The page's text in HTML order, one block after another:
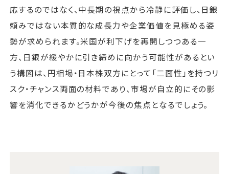
応するのではなく、中長期の視点から冷静に評価し、日銀
頼みではない本質的な成長力や企業価値を見極める姿
勢が求められます。米国が利下げを再開しつつある一
方、日銀が緩やかに引き締めに向かう可能性があるとい
う構図は、円相場・日本株双方にとって「二面性」を持つリ
スク・チャンス両面の材料であり、市場が自立的にその影
響を消化できるかどうかが今後の焦点となるでしょう。